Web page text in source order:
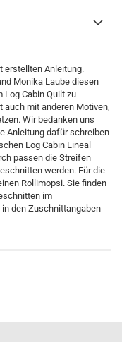
erstellten Anleitung.
Monika Laube diesen
Log Cabin Quilt zu
mit anderen Motiven,
Wir bedanken uns
Anleitung dafür schreiben
Log Cabin Lineal
passen die Streifen
werden. Für die
Rollimopsi. Sie finden
im
den Zuschnittangaben